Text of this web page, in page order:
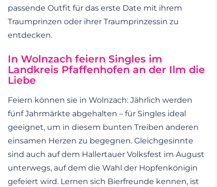
passende Outfit für das erste Date mit ihrem
Traumprinzen oder ihrer Traumprinzessin zu
entdecken.
In Wolnzach feiern Singles im
Landkreis Pfaffenhofen an der Ilm die
Liebe
Feiern können sie in Wolnzach: Jährlich werden
fünf Jahrmärkte abgehalten – für Singles ideal
geeignet, um in diesem bunten Treiben anderen
einsamen Herzen zu begegnen. Gleichgesinnte
sind auch auf dem Hallertauer Volksfest im August
unterwegs, auf dem die Wahl der Hopfenkönigin
gefeiert wird. Lernen sich Bierfreunde kennen, ist